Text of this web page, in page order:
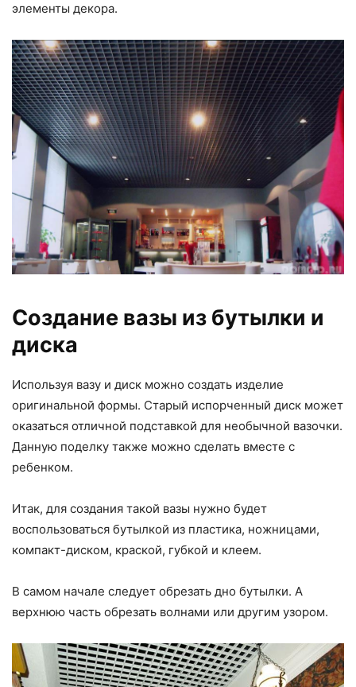
элементы декора.
Создание вазы из бутылки и
диска
Используя вазу и диск можно создать изделие
оригинальной формы. Старый испорченный диск может
оказаться отличной подставкой для необычной вазочки.
Данную поделку также можно сделать вместе с
ребенком.
Итак, для создания такой вазы нужно будет
воспользоваться бутылкой из пластика, ножницами,
компакт-диском, краской, губкой и клеем.
В самом начале следует обрезать дно бутылки. А
верхнюю часть обрезать волнами или другим узором.